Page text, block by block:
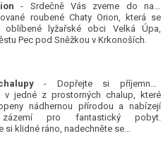
- Srdečně Vás zveme do naší
roubené Chaty Orion, která se
oblíbené lyžařské obci Velká Úpa,
Pec pod Sněžkou v Krkonoších.
- Dopřejte si příjemnou
v jedné z prostorných chalup, které
nádhernou přírodou a nabízejí
zázemí pro fantastický pobyt.
si klidné ráno, nadechněte se...